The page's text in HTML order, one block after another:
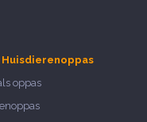
Huisdierenoppas
oppas